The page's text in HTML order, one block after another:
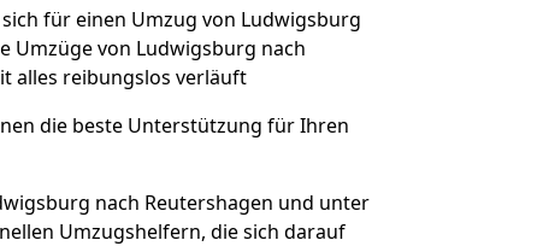
für einen Umzug von Ludwigsburg
Umzüge von Ludwigsburg nach
alles reibungslos verläuft
die beste Unterstützung für Ihren
nach Reutershagen und unter
Umzugshelfern, die sich darauf